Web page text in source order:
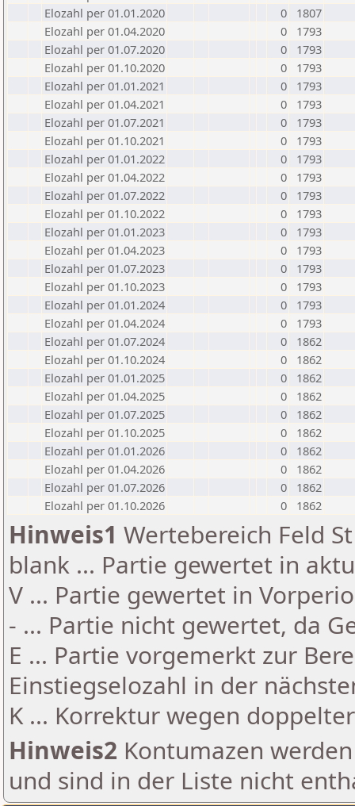
Elozahl per 01.01.2020
0
1807
Elozahl per 01.04.2020
0
1793
Elozahl per 01.07.2020
0
1793
Elozahl per 01.10.2020
0
1793
Elozahl per 01.01.2021
0
1793
Elozahl per 01.04.2021
0
1793
Elozahl per 01.07.2021
0
1793
Elozahl per 01.10.2021
0
1793
Elozahl per 01.01.2022
0
1793
Elozahl per 01.04.2022
0
1793
Elozahl per 01.07.2022
0
1793
Elozahl per 01.10.2022
0
1793
Elozahl per 01.01.2023
0
1793
Elozahl per 01.04.2023
0
1793
Elozahl per 01.07.2023
0
1793
Elozahl per 01.10.2023
0
1793
Elozahl per 01.01.2024
0
1793
Elozahl per 01.04.2024
0
1793
Elozahl per 01.07.2024
0
1862
Elozahl per 01.10.2024
0
1862
Elozahl per 01.01.2025
0
1862
Elozahl per 01.04.2025
0
1862
Elozahl per 01.07.2025
0
1862
Elozahl per 01.10.2025
0
1862
Elozahl per 01.01.2026
0
1862
Elozahl per 01.04.2026
0
1862
Elozahl per 01.07.2026
0
1862
Elozahl per 01.10.2026
0 1862
Hinweis1 Wertebereich Feld
blank ... Partie gewertet in
V ... Partie gewertet in
- ... Partie nicht gewertet, da
E ... Partie vorgemerkt zur
Einstiegselozahl in der
K ... Korrektur wegen
Hinweis2 Kontumazen
und sind in der Liste nicht